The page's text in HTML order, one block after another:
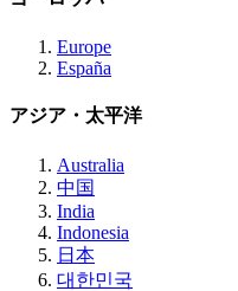
Europe
España
アジア・太平洋
Australia
中国
India
Indonesia
日本
대한민국